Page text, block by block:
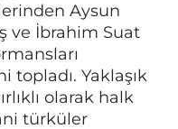
Aysun
ve İbrahim Suat
Yaklaşık
olarak halk
türküler